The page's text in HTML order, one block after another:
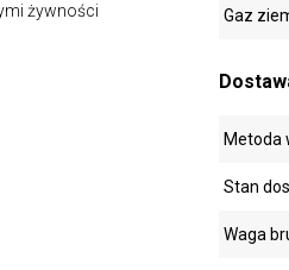
żywności
Gaz
Metoda
Stan
Waga